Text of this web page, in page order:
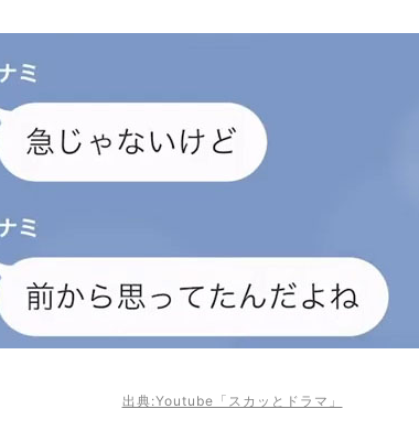
出典:Youtube「スカッとドラマ」